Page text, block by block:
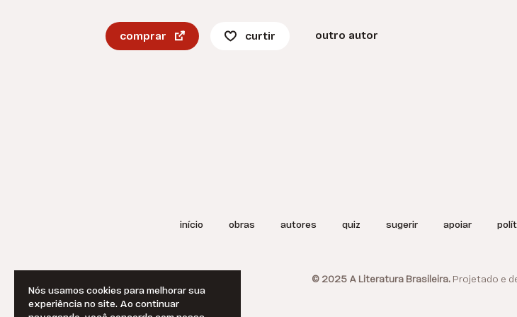
comprar curtir outro autor
início obras autores quiz sugerir apoiar
© 2025 A Literatura Brasileira. Projetado e
Nós usamos cookies para melhorar sua
experiência no site. Ao continuar